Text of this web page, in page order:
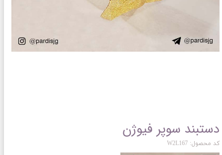
دستبند سوپر فیوژن
کد محصول: W2L167